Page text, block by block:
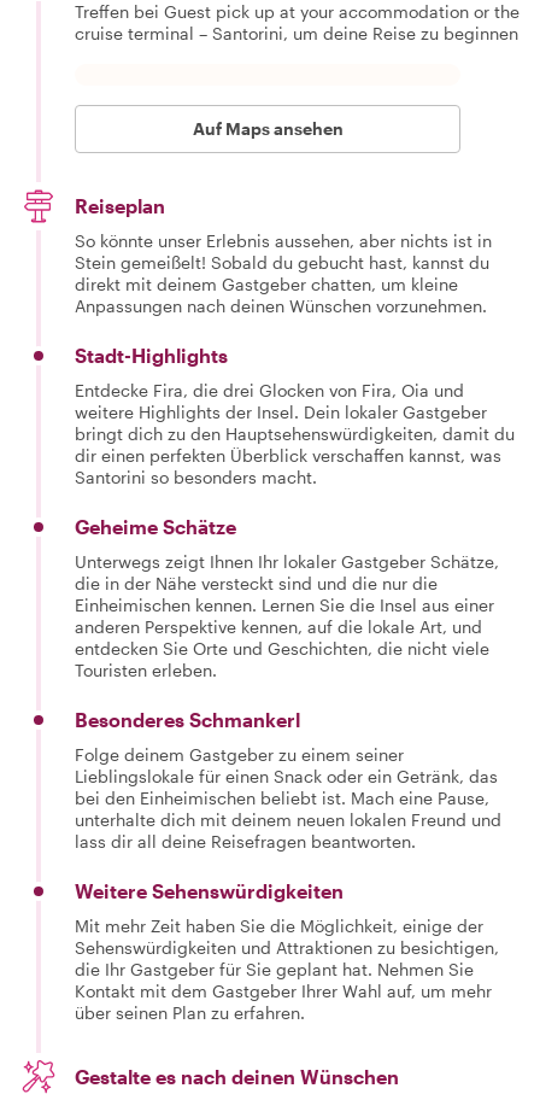
Treffen bei Guest pick up at your accommodation or the
cruise terminal – Santorini, um deine Reise zu beginnen
Auf Maps ansehen
Reiseplan
So könnte unser Erlebnis aussehen, aber nichts ist in
Stein gemeißelt! Sobald du gebucht hast, kannst du
direkt mit deinem Gastgeber chatten, um kleine
Anpassungen nach deinen Wünschen vorzunehmen.
Stadt-Highlights
Entdecke Fira, die drei Glocken von Fira, Oia und
weitere Highlights der Insel. Dein lokaler Gastgeber
bringt dich zu den Hauptsehenswürdigkeiten, damit du
dir einen perfekten Überblick verschaffen kannst, was
Santorini so besonders macht.
Geheime Schätze
Unterwegs zeigt Ihnen Ihr lokaler Gastgeber Schätze,
die in der Nähe versteckt sind und die nur die
Einheimischen kennen. Lernen Sie die Insel aus einer
anderen Perspektive kennen, auf die lokale Art, und
entdecken Sie Orte und Geschichten, die nicht viele
Touristen erleben.
Besonderes Schmankerl
Folge deinem Gastgeber zu einem seiner
Lieblingslokale für einen Snack oder ein Getränk, das
bei den Einheimischen beliebt ist. Mach eine Pause,
unterhalte dich mit deinem neuen lokalen Freund und
lass dir all deine Reisefragen beantworten.
Weitere Sehenswürdigkeiten
Mit mehr Zeit haben Sie die Möglichkeit, einige der
Sehenswürdigkeiten und Attraktionen zu besichtigen,
die Ihr Gastgeber für Sie geplant hat. Nehmen Sie
Kontakt mit dem Gastgeber Ihrer Wahl auf, um mehr
über seinen Plan zu erfahren.
Gestalte es nach deinen Wünschen